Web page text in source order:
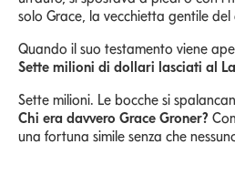
solo Grace, la vecchietta gentile
Quando il suo testamento viene
Sette milioni di dollari lasciati al
Sette milioni. Le bocche si
Chi era davvero Grace Groner?
una fortuna simile senza che